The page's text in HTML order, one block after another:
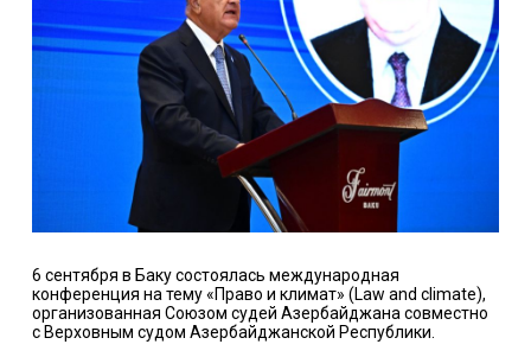
6 сентября в Баку состоялась международная
конференция на тему «Право и климат» (Law and climate),
организованная Союзом судей Азербайджана совместно
с Верховным судом Азербайджанской Республики.